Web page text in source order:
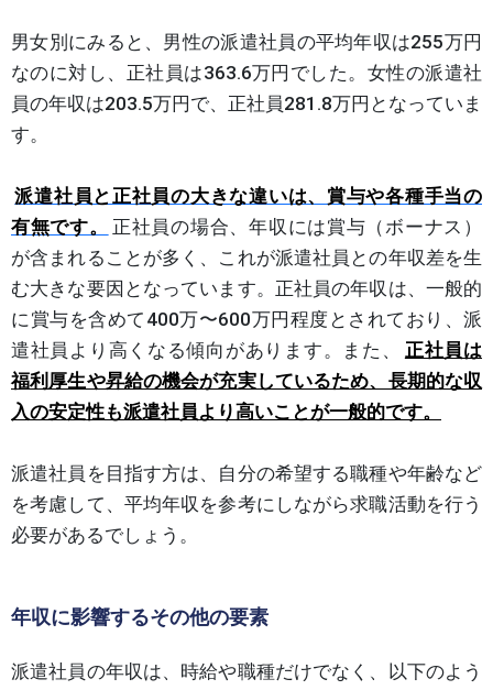
男女別にみると、男性の派遣社員の平均年収は255万円
なのに対し、正社員は363.6万円でした。女性の派遣社
員の年収は203.5万円で、正社員281.8万円となっていま
す。
派遣社員と正社員の大きな違いは、賞与や各種手当の
有無です。
正社員の場合、年収には賞与（ボーナス）
が含まれることが多く、これが派遣社員との年収差を生
む大きな要因となっています。正社員の年収は、一般的
に賞与を含めて400万〜600万円程度とされており、派
遣社員より高くなる傾向があります。また、
正社員は
福利厚生や昇給の機会が充実しているため、長期的な収
入の安定性も派遣社員より高いことが一般的です。
派遣社員を目指す方は、自分の希望する職種や年齢など
を考慮して、平均年収を参考にしながら求職活動を行う
必要があるでしょう。
年収に影響するその他の要素
派遣社員の年収は、時給や職種だけでなく、以下のよう